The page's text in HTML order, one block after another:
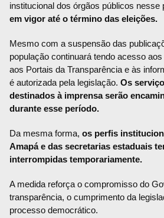
institucional dos órgãos públicos nesse
em vigor até o término das eleições.
Mesmo com a suspensão das
população continuará tendo acesso
aos Portais da Transparência e às
é autorizada pela legislação. Os
destinados à imprensa serão
durante esse período.
Da mesma forma, os perfis
Amapá e das secretarias estaduais
interrompidas temporariamente.
A medida reforça o compromisso do
transparência, o cumprimento da
processo democrático.